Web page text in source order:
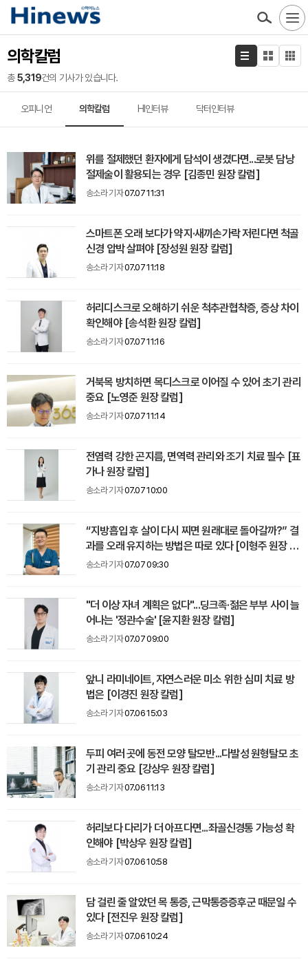
의학칼럼
총5,319건의 기사가 있습니다.
오피니언 의학칼럼 HI인터뷰 닥터인터뷰
위를 절제했던 환자에게 담석이 생겼다면...로봇 담낭
절제술이 활용되는 경우 [김종민 원장 칼럼]
송소라 기자07.07 11:31
스마트폰 오래 보다가 약지·새끼손가락 저린다면 척골
신경 압박 살펴야 [장성원 원장 칼럼]
송소라 기자07.07 11:18
허리디스크로 오해하기 쉬운 척추관협착증, 증상 차이
확인해야 [송석환 원장 칼럼]
송소라 기자07.07 11:16
거북목 방치하면 목디스크로 이어질 수 있어 초기 관리
중요 [노영준 원장 칼럼]
송소라 기자07.07 11:14
전염력 강한 곤지름, 면역력 관리와 조기 치료 필수 [표
가나 원장 칼럼]
송소라 기자07.07 10:00
“지방흡입 후 살이 다시 찌면 원래대로 돌아갈까?” 결
과를 오래 유지하는 방법은 따로 있다 [이형주 원장 칼
럼]
송소라 기자07.07 09:30
"더 이상 자녀 계획은 없다"...딩크족·젊은 부부 사이 늘
어나는 '정관수술' [윤지환 원장 칼럼]
송소라 기자07.07 09:00
앞니 라미네이트, 자연스러운 미소 위한 심미 치료 방
법은 [이경진 원장 칼럼]
송소라 기자07.06 15:03
두피 여러 곳에 동전 모양 탈모반...다발성 원형탈모 초
기 관리 중요 [강상우 원장 칼럼]
송소라 기자07.06 11:13
허리보다 다리가 더 아프다면...좌골신경통 가능성 확
인해야 [박상우 원장 칼럼]
송소라 기자07.06 10:58
담 걸린 줄 알았던 목 통증, 근막통증증후군 때문일 수
있다 [전진우 원장 칼럼]
송소라 기자07.06 10:24